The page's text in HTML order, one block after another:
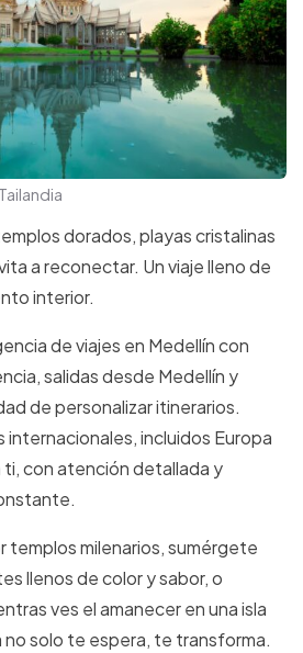
dorados, playas cristalinas
a reconectar. Un viaje lleno de
interior.
de viajes en Medellín con
salidas desde Medellín y
de personalizar itinerarios.
internacionales, incluidos Europa
ti, con atención detallada y
templos milenarios, sumérgete
llenos de color y sabor, o
ves el amanecer en una isla
no solo te espera, te transforma.